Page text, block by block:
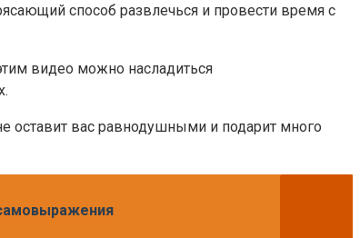
способ развлечься и провести время с
видео можно насладиться
оставит вас равнодушными и подарит много